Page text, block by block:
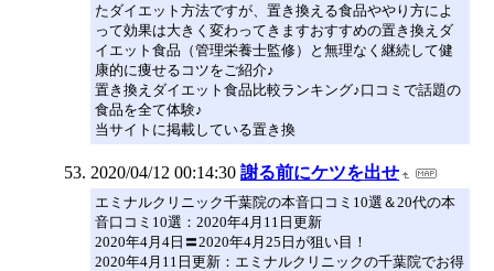
たダイエット方法ですが、置き換える食品ややり方によ
って効果は大きく変わってきますおすすめの置き換えダ
イエット食品（管理栄養士監修）と無理なく継続して健
康的に痩せるコツをご紹介♪
置き換えダイエット食品比較ランキング♪口コミで話題の
食品を全て体験♪
当サイトに掲載している置き換
2020/04/12 00:14:30 謝る前にケツを出せ
エミナルクリニック千葉院の本音口コミ10選＆20代の本
音口コミ10選：2020年4月11日更新
2020年4月4日〓2020年4月25日が狙い目！
2020年4月11日更新：エミナルクリニックの千葉院でお得